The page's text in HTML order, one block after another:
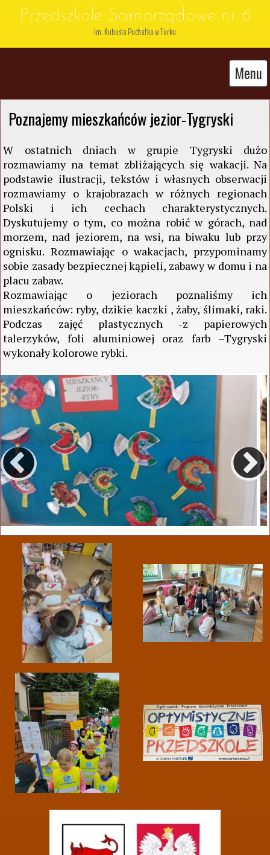
Przedszkole Samorządowe nr 6
im. Kubusia Puchatka w Turku
Menu
Poznajemy mieszkańców jezior-Tygryski
W ostatnich dniach w grupie Tygryski dużo
rozmawiamy na temat zbliżających się wakacji. Na
podstawie ilustracji, tekstów i własnych obserwacji
rozmawiamy o krajobrazach w różnych regionach
Polski i ich cechach charakterystycznych.
Dyskutujemy o tym, co można robić w górach, nad
morzem, nad jeziorem, na wsi, na biwaku lub przy
ognisku. Rozmawiając o wakacjach, przypominamy
sobie zasady bezpiecznej kąpieli, zabawy w domu i na
placu zabaw.
Rozmawiając o jeziorach poznaliśmy ich
mieszkańców: ryby, dzikie kaczki , żaby, ślimaki, raki.
Podczas zajęć plastycznych -z papierowych
talerzyków, foli aluminiowej oraz farb –Tygryski
wykonały kolorowe rybki.